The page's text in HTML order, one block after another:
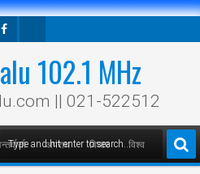
102.1 MHz
|| 021-522512
अपराध विचार विश्व